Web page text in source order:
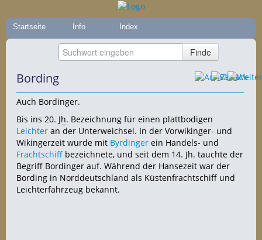
Startseite Info Index
Bording
Auch Bordinger.
Bis ins 20. Jh. Bezeichnung für einen plattbodigen
Leichter an der Unterweichsel. In der Vorwikinger- und
Wikingerzeit wurde mit Byrdinger ein Handels- und
Frachtschiff bezeichnete, und seit dem 14. Jh. tauchte der
Begriff Bordinger auf. Während der Hansezeit war der
Bording in Norddeutschland als Küstenfrachtschiff und
Leichterfahrzeug bekannt.